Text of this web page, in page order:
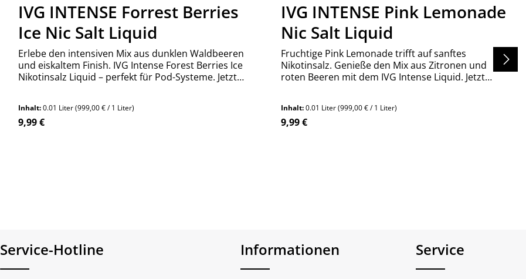
IVG INTENSE Forrest Berries
Ice Nic Salt Liquid
Erlebe den intensiven Mix aus dunklen Waldbeeren
und eiskaltem Finish. IVG Intense Forest Berries Ice
Nikotinsalz Liquid – perfekt für Pod-Systeme. Jetzt
Inhalt:0.01 Liter(999,00 € / 1 Liter)
Regulärer Preis:
9,99 €
IVG INTENSE Pink Lemonade
Nic Salt Liquid
Fruchtige Pink Lemonade trifft auf sanftes
Nikotinsalz. Genieße den Mix aus Zitronen und
roten Beeren mit dem IVG Intense Liquid. Jetzt
Inhalt:0.01 Liter(999,00 € / 1 Liter)
Regulärer Preis:
9,99 €
Service-Hotline Informationen Service